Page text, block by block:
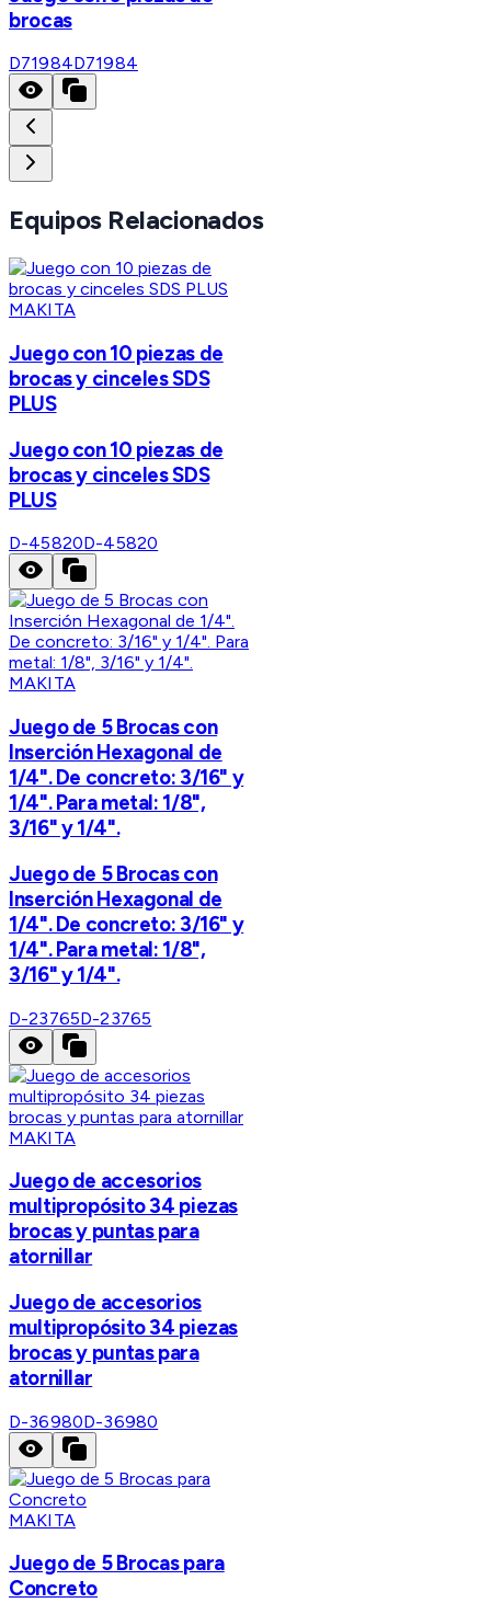
brocas
D71984D71984
Equipos Relacionados
MAKITA
Juego con 10 piezas de
brocas y cinceles SDS
PLUS
Juego con 10 piezas de
brocas y cinceles SDS
PLUS
D-45820D-45820
MAKITA
Juego de 5 Brocas con
Inserción Hexagonal de
1/4". De concreto: 3/16" y
1/4". Para metal: 1/8",
3/16" y 1/4".
Juego de 5 Brocas con
Inserción Hexagonal de
1/4". De concreto: 3/16" y
1/4". Para metal: 1/8",
3/16" y 1/4".
D-23765D-23765
MAKITA
Juego de accesorios
multipropósito 34 piezas
brocas y puntas para
atornillar
Juego de accesorios
multipropósito 34 piezas
brocas y puntas para
atornillar
D-36980D-36980
MAKITA
Juego de 5 Brocas para
Concreto